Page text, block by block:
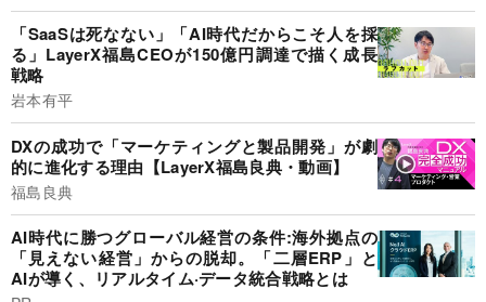
「SaaSは死なない」「AI時代だからこそ人を採
る」LayerX福島CEOが150億円調達で描く成長
戦略
岩本有平
DXの成功で「マーケティングと製品開発」が劇
的に進化する理由【LayerX福島良典・動画】
福島良典
AI時代に勝つグローバル経営の条件:海外拠点の
「見えない経営」からの脱却。「二層ERP」と
AIが導く、リアルタイム·データ統合戦略とは